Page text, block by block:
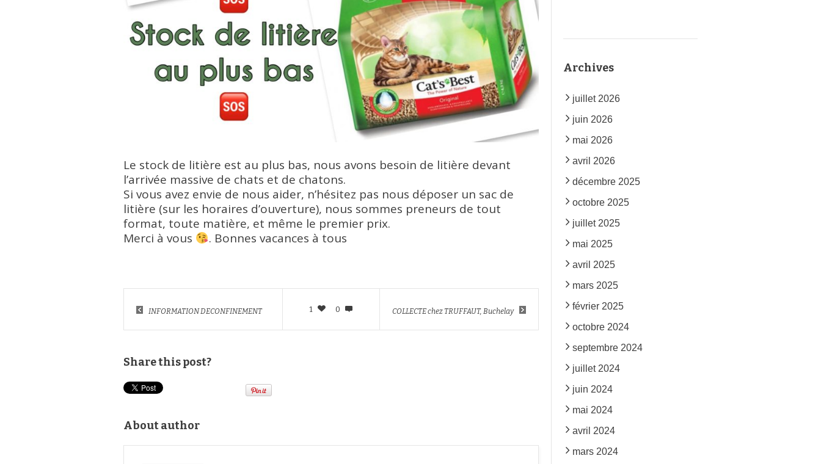
Le stock de litière est au plus bas, nous avons besoin de litière devant
l’arrivée massive de chats et de chatons.
Si vous avez envie de nous aider, n’hésitez pas nous déposer un sac de
litière (sur les horaires d’ouverture), nous sommes preneurs de tout
format, toute matière, et même le premier prix.
Merci à vous
. Bonnes vacances à tous
1 0
INFORMATION DECONFINEMENT COLLECTE chez TRUFFAUT, Buchelay
Share this post?
About author
Archives
juillet 2026
juin 2026
mai 2026
avril 2026
décembre 2025
octobre 2025
juillet 2025
mai 2025
avril 2025
mars 2025
février 2025
octobre 2024
septembre 2024
juillet 2024
juin 2024
mai 2024
avril 2024
mars 2024